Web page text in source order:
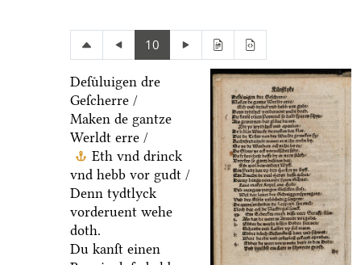
10
Deſuͤluigen dre
Geſcherre /
Maken de gantze
Werldt erre /
Eth vnd drinck
vnd hebb vor gudt /
Denn tydtlyck
vorderuent wehe
doth.
Du kanſt einen